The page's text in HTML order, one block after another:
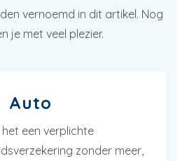
vernoemd in dit artikel. Nog
je met veel plezier.
Auto
een verplichte
zonder meer,